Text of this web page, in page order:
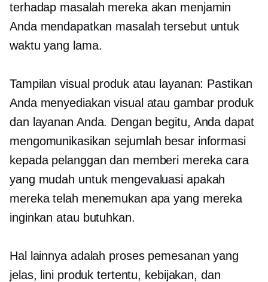
terhadap masalah mereka akan menjamin
Anda mendapatkan masalah tersebut untuk
waktu yang lama.
Tampilan visual produk atau layanan: Pastikan
Anda menyediakan visual atau gambar produk
dan layanan Anda. Dengan begitu, Anda dapat
mengomunikasikan sejumlah besar informasi
kepada pelanggan dan memberi mereka cara
yang mudah untuk mengevaluasi apakah
mereka telah menemukan apa yang mereka
inginkan atau butuhkan.
Hal lainnya adalah proses pemesanan yang
jelas, lini produk tertentu, kebijakan, dan